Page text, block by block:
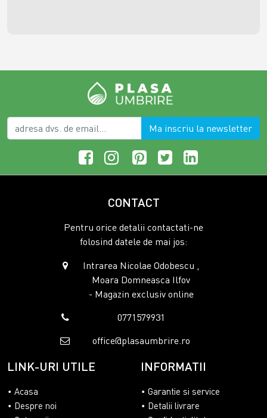
Ma inscriu la newsletter
CONTACT
Pentru orice detalii contactati-ne
folosind datele de mai jos:
Intrarea Nicolae Odobescu ,
Moara Domneasca Ilfov
- Magazin exclusiv online
0771579931
office@plasaumbrire.ro
LINK-URI UTILE
Acasa
Despre noi
INFORMATII
Garantie si service
Detalii livrare